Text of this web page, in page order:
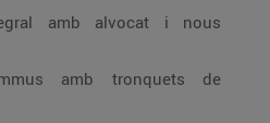
amb alvocat i nous
amb tronquets de